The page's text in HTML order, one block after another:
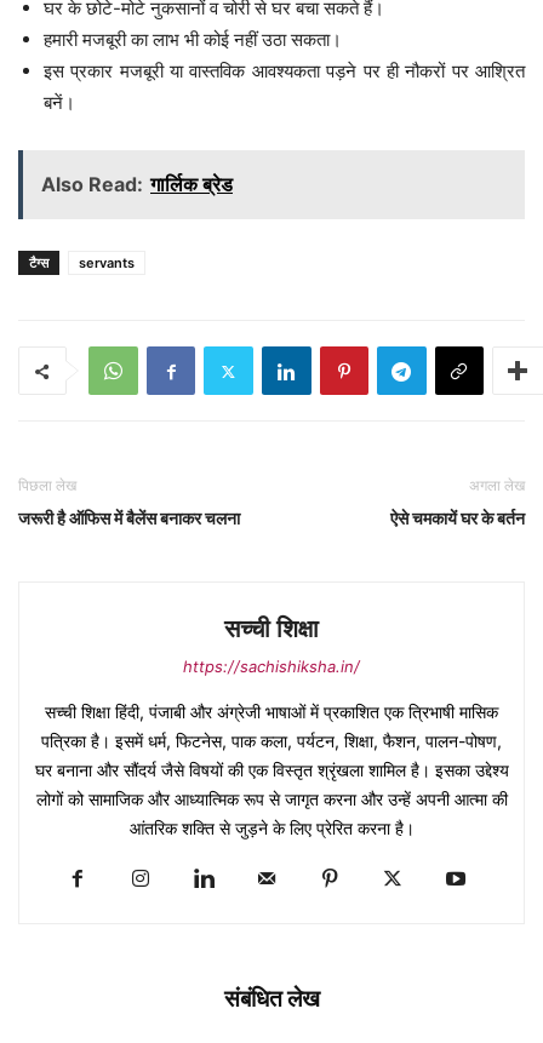
घर के छोटे-मोटे नुकसानों व चोरी से घर बचा सकते हैं।
हमारी मजबूरी का लाभ भी कोई नहीं उठा सकता।
इस प्रकार मजबूरी या वास्तविक आवश्यकता पड़ने पर ही नौकरों पर आश्रित
बनें।
Also Read: गार्लिक ब्रेड
टैग्स servants
पिछला लेख
जरूरी है ऑफिस में बैलेंस बनाकर चलना
अगला लेख
ऐसे चमकायें घर के बर्तन
सच्ची शिक्षा
https://sachishiksha.in/
सच्ची शिक्षा हिंदी, पंजाबी और अंग्रेजी भाषाओं में प्रकाशित एक त्रिभाषी मासिक
पत्रिका है। इसमें धर्म, फिटनेस, पाक कला, पर्यटन, शिक्षा, फैशन, पालन-पोषण,
घर बनाना और सौंदर्य जैसे विषयों की एक विस्तृत श्रृंखला शामिल है। इसका उद्देश्य
लोगों को सामाजिक और आध्यात्मिक रूप से जागृत करना और उन्हें अपनी आत्मा की
आंतरिक शक्ति से जुड़ने के लिए प्रेरित करना है।
संबंधित लेख